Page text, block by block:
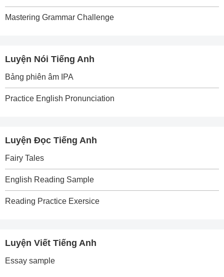
Mastering Grammar Challenge
Luyện Nói Tiếng Anh
Bảng phiên âm IPA
Practice English Pronunciation
Luyện Đọc Tiếng Anh
Fairy Tales
English Reading Sample
Reading Practice Exersice
Luyện Viết Tiếng Anh
Essay sample